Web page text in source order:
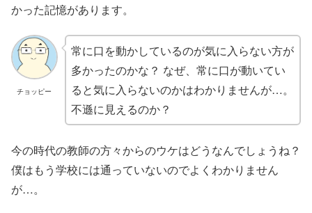
かった記憶があります。
チョッピー
常に口を動かしているのが気に入らない方が
多かったのかな？ なぜ、常に口が動いてい
ると気に入らないのかはわかりませんが…。
不遜に見えるのか？
今の時代の教師の方々からのウケはどうなんでしょうね？
僕はもう学校には通っていないのでよくわかりません
が…。